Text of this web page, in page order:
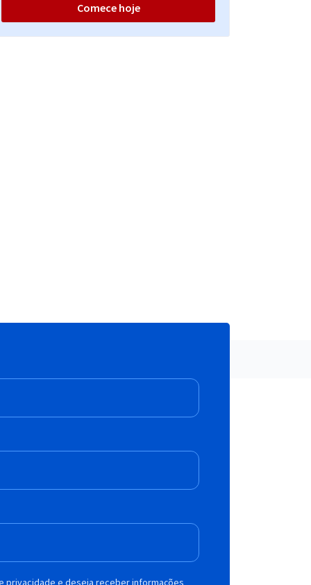
Comece hoje
privacidade e deseja receber informações